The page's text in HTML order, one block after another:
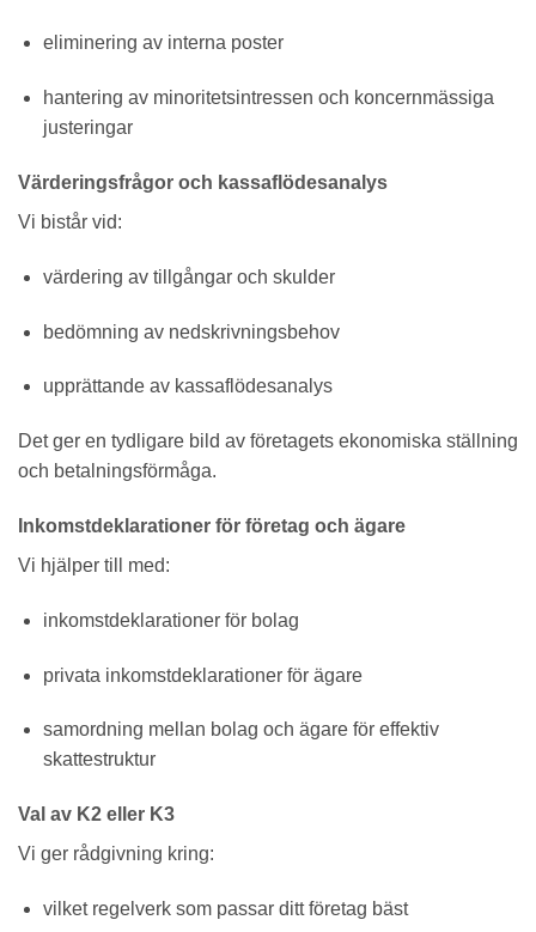
eliminering av interna poster
hantering av minoritetsintressen och koncernmässiga
justeringar
Värderingsfrågor och kassaflödesanalys
Vi bistår vid:
värdering av tillgångar och skulder
bedömning av nedskrivningsbehov
upprättande av kassaflödesanalys
Det ger en tydligare bild av företagets ekonomiska ställning
och betalningsförmåga.
Inkomstdeklarationer för företag och ägare
Vi hjälper till med:
inkomstdeklarationer för bolag
privata inkomstdeklarationer för ägare
samordning mellan bolag och ägare för effektiv
skattestruktur
Val av K2 eller K3
Vi ger rådgivning kring:
vilket regelverk som passar ditt företag bäst